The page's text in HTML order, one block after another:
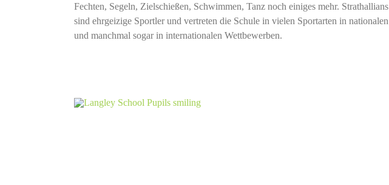
Fechten, Segeln, Zielschießen, Schwimmen, Tanz noch einiges mehr. Strathallians
sind ehrgeizige Sportler und vertreten die Schule in vielen Sportarten in nationalen
und manchmal sogar in internationalen Wettbewerben.